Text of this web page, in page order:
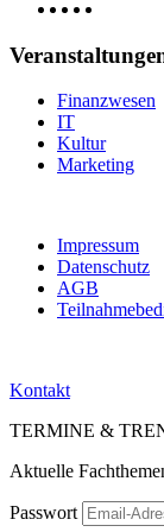
Finanzwesen
IT
Kultur
Marketing
Impressum
Datenschutz
AGB
Kontakt
TERMINE &
Aktuelle
Passwort